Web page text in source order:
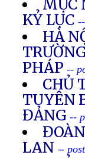
MỰC
KỶ LỤC
HÀ
PHÁP --
CHỦ
TUYÊN
ĐẢNG --
LAN --